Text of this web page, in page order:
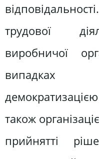
трудової
виробничої
випадках
також
прийнятті